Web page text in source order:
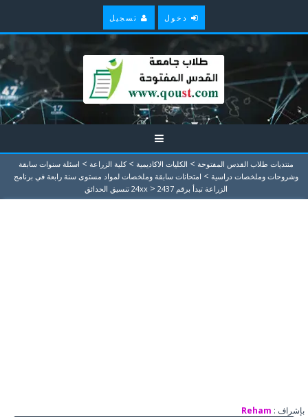
دخول تسجيل
منتديات طلاب القدس المفتوحة > الكليات الاكاديمية > كلية الزراعة > اسئلة سنوات سابقة
وشروحات وملخصات دراسية > امتحانات سابقة وملخصات لمواد مستوى سنة رابعة في برنامج
الزراعة تبدأ برقم 24xx
> 2437 تنسيق الحدائق
بإشراف : Reham